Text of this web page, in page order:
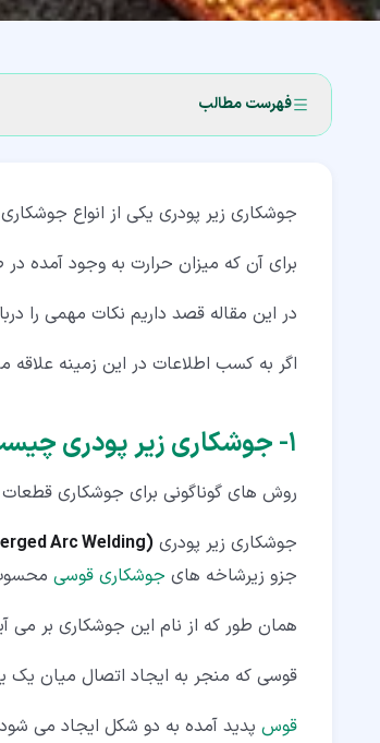
فهرست مطالب
۲‏- تاریخچه جوشکاری SAW
۳‏- روش انجام جوشکاری زیر پودری (SAW)
۵‏- انواع روش های جوشکاری زیر پودری
جوشکاری زیر پودری یکی از انواع
برای آن که میزان حرارت به وجود آمده
در این مقاله قصد داریم نکات مهمی را
اگر به کسب اطلاعات در این زمینه
۱‏- جوشکاری زیر پودری چیست؟
روش های گوناگونی برای جوشکاری
جوشکاری زیر پودری (Submerged Arc Welding)
جزو زیرشاخه های جوشکاری قوسی
همان طور که از نام این جوشکاری بر
قوسی که منجر به ایجاد اتصال میان یک
قوس پدید آمده به دو شکل ایجاد می